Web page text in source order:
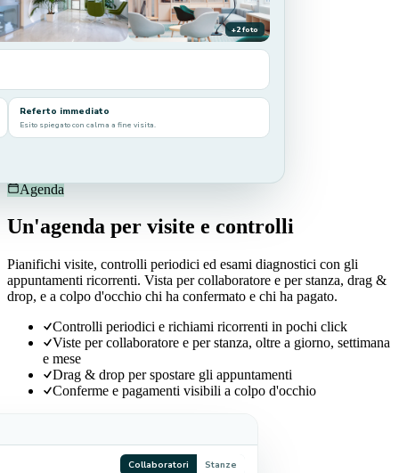
+2 foto
Referto immediato
Esito spiegato con calma a fine visita.
Agenda
Un'agenda per visite e controlli
Pianifichi visite, controlli periodici ed esami diagnostici con gli
appuntamenti ricorrenti. Vista per collaboratore e per stanza, drag &
drop, e a colpo d'occhio chi ha confermato e chi ha pagato.
Controlli periodici e richiami ricorrenti in pochi click
Viste per collaboratore e per stanza, oltre a giorno, settimana
e mese
Drag & drop per spostare gli appuntamenti
Conferme e pagamenti visibili a colpo d'occhio
Collaboratori Stanze